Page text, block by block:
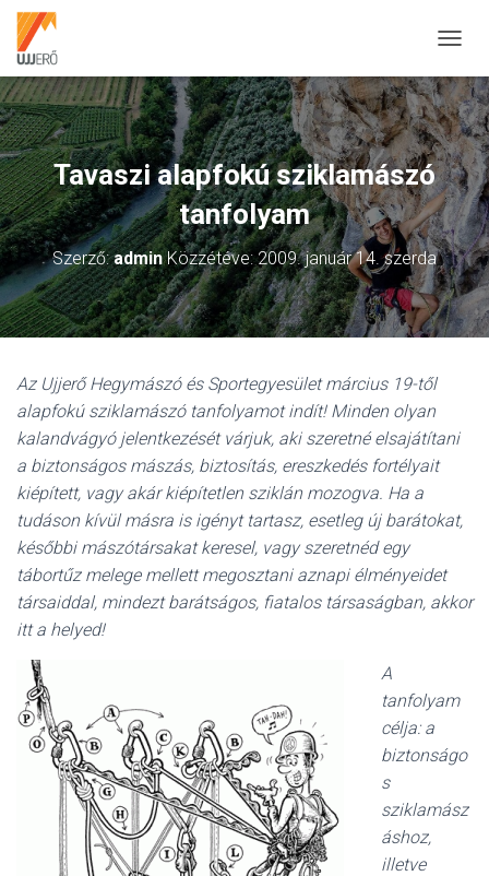
A
V
I
G
Á
C
I
Ó
B
E
-
/
K
S
Tavaszi alapfokú sziklamászó
tanfolyam
Szerző:adminKözzétéve:2009. január 14. szerda
Az Ujjerő Hegymászó és Sportegyesület március 19-től
alapfokú sziklamászó tanfolyamot indít! Minden olyan
kalandvágyó jelentkezését várjuk, aki szeretné elsajátítani
a biztonságos mászás, biztosítás, ereszkedés fortélyait
kiépített, vagy akár kiépítetlen sziklán mozogva. Ha a
tudáson kívül másra is igényt tartasz, esetleg új barátokat,
későbbi mászótársakat keresel, vagy szeretnéd egy
tábortűz melege mellett megosztani aznapi élményeidet
társaiddal, mindezt barátságos, fiatalos társaságban, akkor
itt a helyed!
A
tanfolyam
célja: a
biztonságo
s
sziklamász
áshoz,
illetve